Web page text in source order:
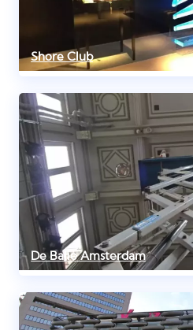
Shore Club
De Balie Amsterdam